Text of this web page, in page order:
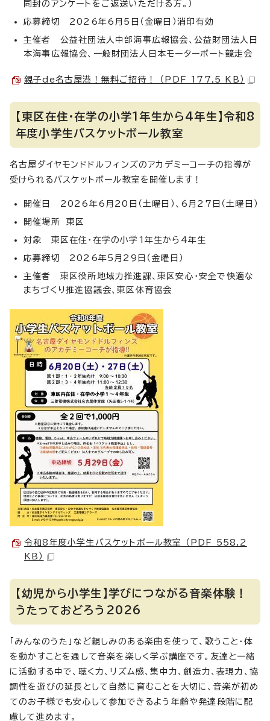
同封のアンケートをご返送いただける方。）
応募締切 2026年6月5日（金曜日）消印有効
主催者 公益社団法人中部海事広報協会、公益財団法人日
本海事広報協会、一般財団法人日本モーターボート競走会
親子de名古屋港！無料ご招待！ （PDF 177.5 KB）
【東区在住・在学の小学1年生から4年生】令和8
年度小学生バスケットボール教室
名古屋ダイヤモンドドルフィンズのアカデミーコーチの指導が
受けられるバスケットボール教室を開催します！
開催日 2026年6月20日（土曜日）、6月27日（土曜日）
開催場所 東区
対象 東区在住・在学の小学1年生から4年生
応募締切 2026年5月29日（金曜日）
主催者 東区役所地域力推進課、東区安心・安全で快適な
まちづくり推進協議会、東区体育協会
令和8年度小学生バスケットボール教室 （PDF 558.2
KB）
【幼児から小学生】学びにつながる音楽体験！
うたっておどろう2026
「みんなのうた」など親しみのある楽曲を使って、歌うこと・体
を動かすことを通して音楽を楽しく学ぶ講座です。友達と一緒
に活動する中で、聴く力、リズム感、集中力、創造力、表現力、協
調性を遊びの延長として自然に育むことを大切に、音楽が初め
てのお子様でも安心して参加できるよう年齢や発達段階に配
慮して進めます。